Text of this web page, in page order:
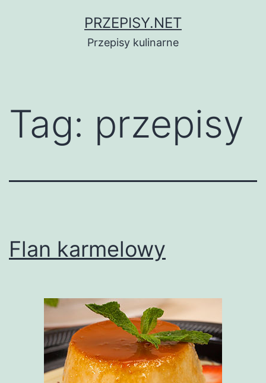
PRZEPISY.NET
Przepisy kulinarne
Tag: przepisy
Flan karmelowy